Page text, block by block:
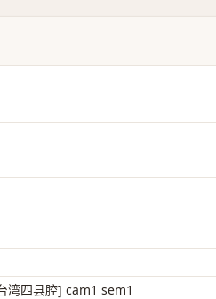
四县腔] cam1 sem1